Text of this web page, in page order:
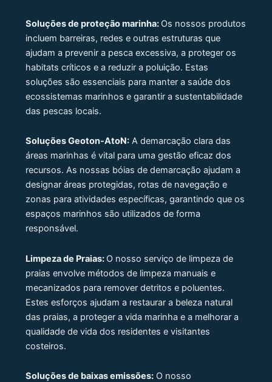
Soluções de proteção marinha: Os nossos produtos
incluem barreiras, redes e outras estruturas que
ajudam a prevenir a pesca excessiva, a proteger os
habitats críticos e a reduzir a poluição. Estas
soluções são essenciais para manter a saúde dos
ecossistemas marinhos e garantir a sustentabilidade
das pescas locais.
Soluções Geoton-AtoN: A demarcação clara das
áreas marinhas é vital para uma gestão eficaz dos
recursos. As nossas bóias de demarcação ajudam a
designar áreas protegidas, rotas de navegação e
zonas para atividades específicas, garantindo que os
espaços marinhos são utilizados de forma
responsável.
Limpeza de Praias: O nosso serviço de limpeza de
praias envolve métodos de limpeza manuais e
mecanizados para remover detritos e poluentes.
Estes esforços ajudam a restaurar a beleza natural
das praias, a proteger a vida marinha e a melhorar a
qualidade de vida dos residentes e visitantes
costeiros.
Soluções de baixas emissões: O nosso